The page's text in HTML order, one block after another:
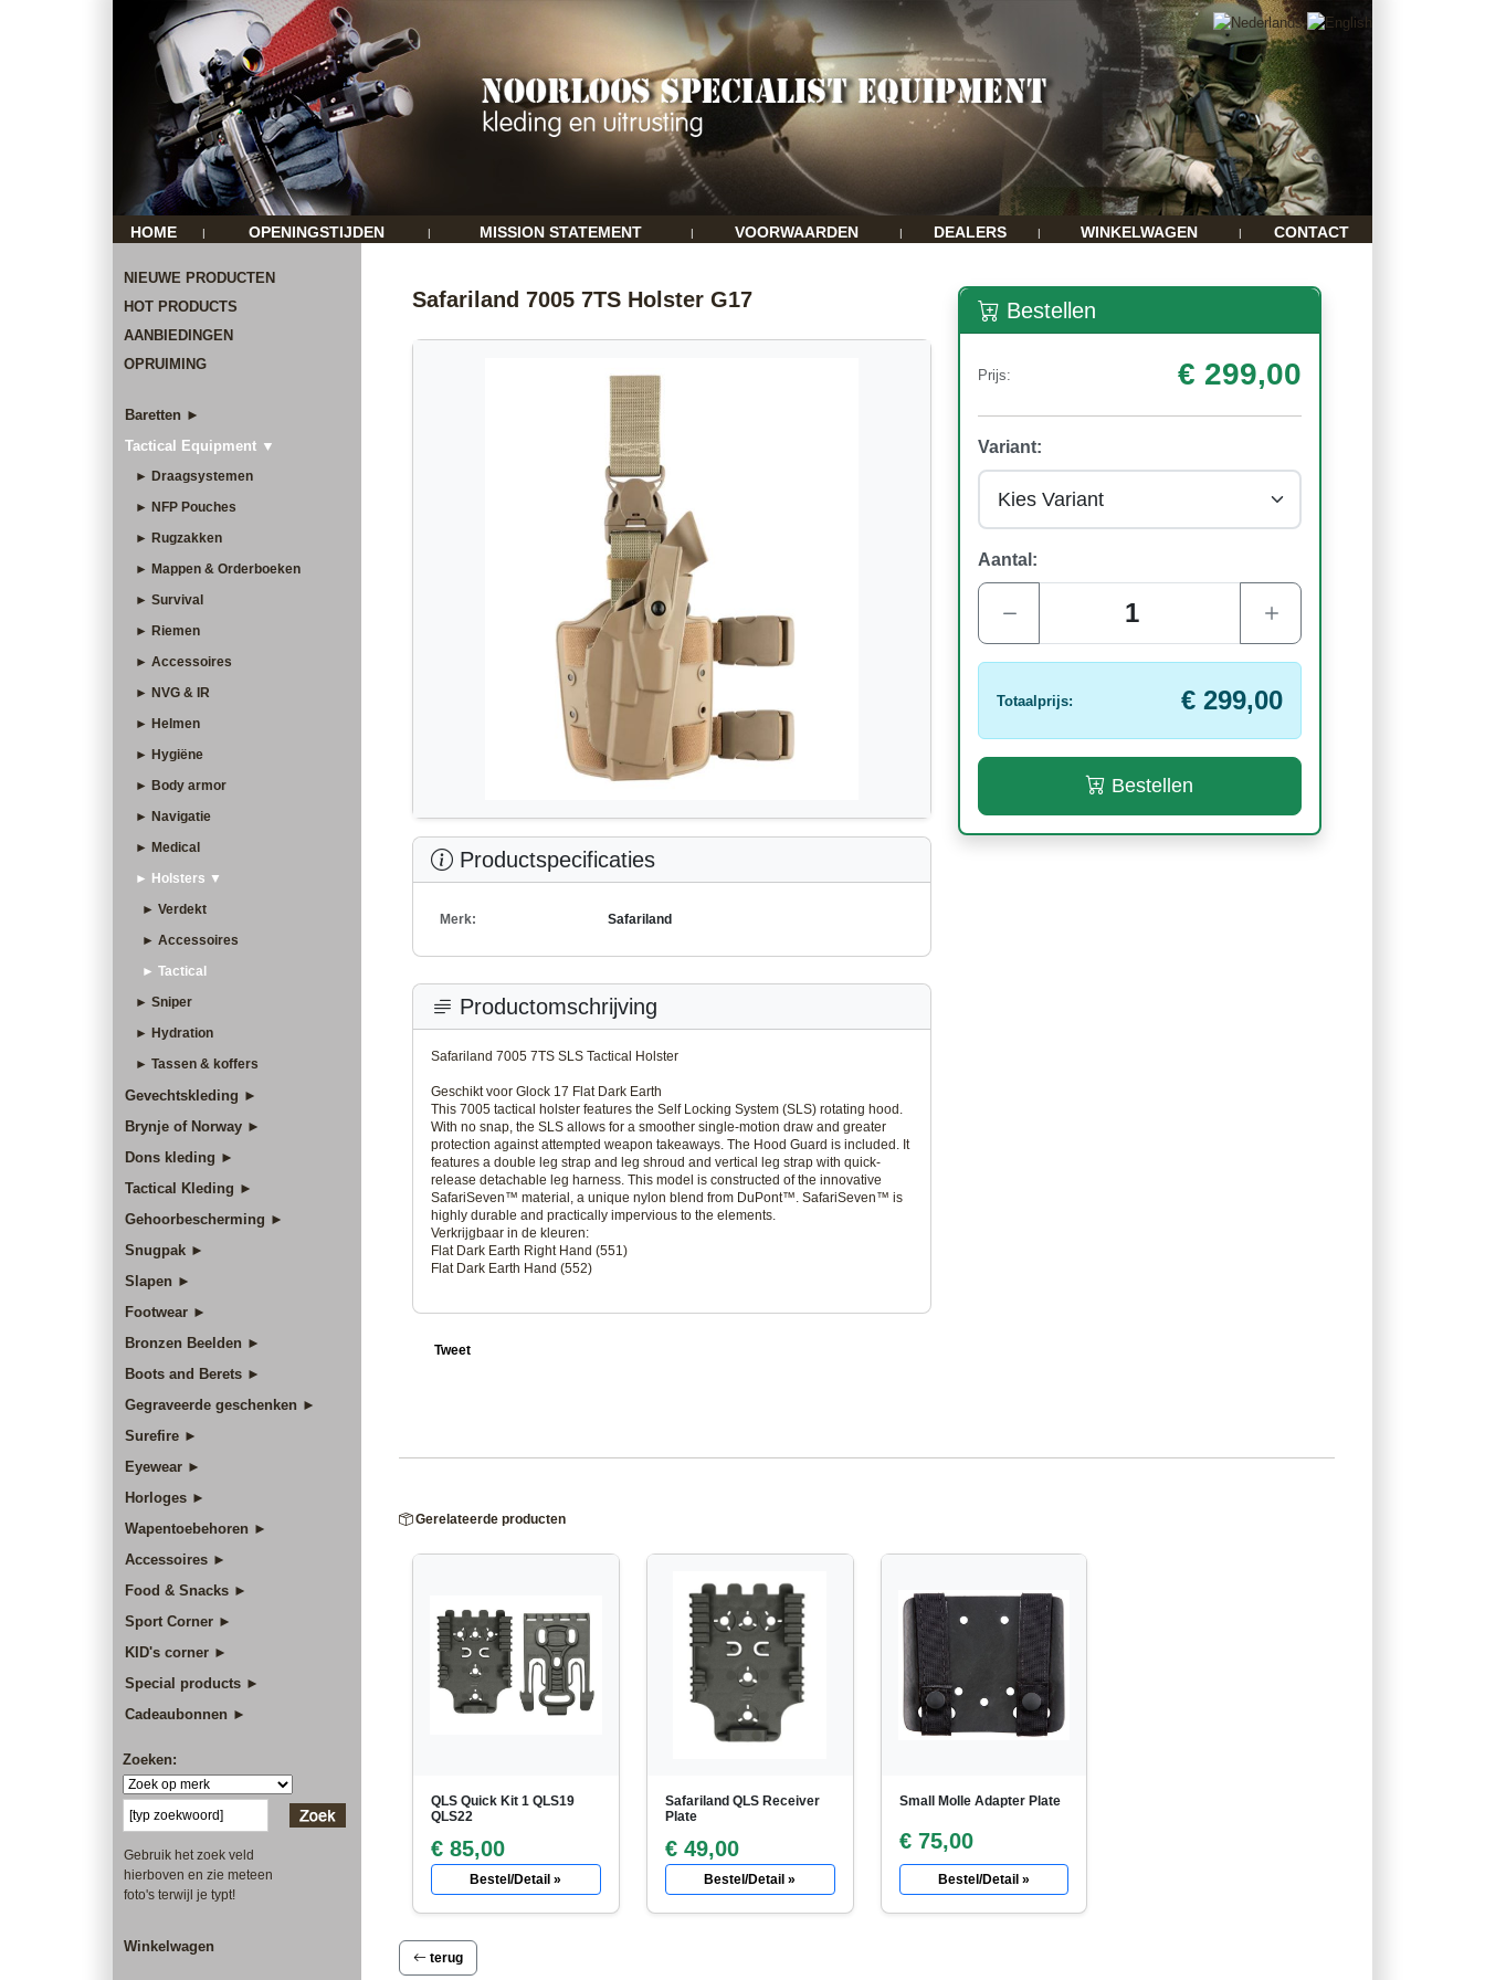
HOME | OPENINGSTIJDEN | MISSION STATEMENT | VOORWAARDEN | DEALERS | WINKELWAGEN | CONTACT
NIEUWE PRODUCTEN
HOT PRODUCTS
AANBIEDINGEN
OPRUIMING
Baretten ►
Tactical Equipment ▼
► Draagsystemen
► NFP Pouches
► Rugzakken
► Mappen & Orderboeken
► Survival
► Riemen
► Accessoires
► NVG & IR
► Helmen
► Hygiëne
► Body armor
► Navigatie
► Medical
► Holsters ▼
► Verdekt
► Accessoires
► Tactical
► Sniper
► Hydration
► Tassen & koffers
Gevechtskleding ►
Brynje of Norway ►
Dons kleding ►
Tactical Kleding ►
Gehoorbescherming ►
Snugpak ►
Slapen ►
Footwear ►
Bronzen Beelden ►
Boots and Berets ►
Gegraveerde geschenken ►
Surefire ►
Eyewear ►
Horloges ►
Wapentoebehoren ►
Accessoires ►
Food & Snacks ►
Sport Corner ►
KID's corner ►
Special products ►
Cadeaubonnen ►
Zoeken:
Gebruik het zoek veld
hierboven en zie meteen
foto's terwijl je typt!
Winkelwagen
Safariland 7005 7TS Holster G17
Productspecificaties
Merk: Safariland
Productomschrijving
Safariland 7005 7TS SLS Tactical Holster
Geschikt voor Glock 17 Flat Dark Earth
This 7005 tactical holster features the Self Locking System (SLS) rotating hood.
With no snap, the SLS allows for a smoother single-motion draw and greater
protection against attempted weapon takeaways. The Hood Guard is included. It
features a double leg strap and leg shroud and vertical leg strap with quick-
release detachable leg harness. This model is constructed of the innovative
SafariSeven™ material, a unique nylon blend from DuPont™. SafariSeven™ is
highly durable and practically impervious to the elements.
Verkrijgbaar in de kleuren:
Flat Dark Earth Right Hand (551)
Flat Dark Earth Hand (552)
Tweet
Bestellen
Prijs: € 299,00
Variant:
Aantal:
Totaalprijs: € 299,00
Bestellen
Gerelateerde producten
QLS Quick Kit 1 QLS19
QLS22
€ 85,00
Bestel/Detail »
Safariland QLS Receiver
Plate
€ 49,00
Bestel/Detail »
Small Molle Adapter Plate
€ 75,00
Bestel/Detail »
terug